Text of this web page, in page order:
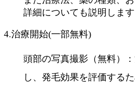
詳細についても説明します
4.治療開始(一部無料)
頭部の写真撮影（無料）
し、発毛効果を評価する